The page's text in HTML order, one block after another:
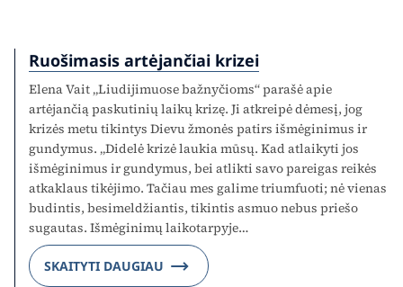
Ruošimasis artėjančiai krizei
Elena Vait „Liudijimuose bažnyčioms“ parašė apie
artėjančią paskutinių laikų krizę. Ji atkreipė dėmesį, jog
krizės metu tikintys Dievu žmonės patirs išmėginimus ir
gundymus. „Didelė krizė laukia mūsų. Kad atlaikyti jos
išmėginimus ir gundymus, bei atlikti savo pareigas reikės
atkaklaus tikėjimo. Tačiau mes galime triumfuoti; nė vienas
budintis, besimeldžiantis, tikintis asmuo nebus priešo
sugautas. Išmėginimų laikotarpyje…
SKAITYTI DAUGIAU